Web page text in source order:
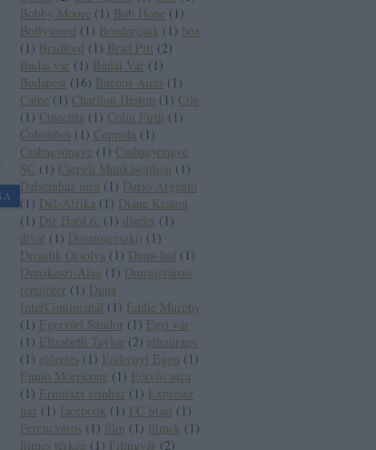
Bobby Moore ( 1 ) Bob Hope ( 1 )
Bollywood ( 1 ) Bondarcsuk ( 1 ) box
( 1 ) Bradford ( 1 ) Brad Pitt (2)
Budai vár ( 1 ) Budai Vár ( 1 )
Budapest ( 16) Buenos Aires ( 1 )
Caine ( 1 ) Charlton Heston ( 1 ) Cile
( 1 ) Cinecitta ( 1 ) Colin Firth ( 1 )
Colombes ( 1 ) Coppola ( 1 )
Csabagyöngye ( 1 ) Csabagyöngye
SC ( 1 ) Csepeli Munkásotthon ( 1 )
Dalszínház utca ( 1 ) Dario Argento
( 1 ) Dél-Afrika ( 1 ) Diane Keaton
( 1 ) Die Hard 6. ( 1 ) díszlet ( 1 )
divat ( 1 ) Dosztojevszkij ( 1 )
Drozdik Orsolya ( 1 ) Duna-híd ( 1 )
Dunakeszi-Alag ( 1 ) Dunaújvárosi
repülőtér ( 1 ) Duna
InterContinental ( 1 ) Eddie Murphy
( 1 ) Egervári Sándor ( 1 ) Egri vár
( 1 ) Elizabeth Taylor (2) ellenirány
( 1 ) előzetes ( 1 ) Endrényi Egon ( 1 )
Ennio Morricone ( 1 ) Eötvös utca
( 1 ) Ermitázs színház ( 1 ) Expressz
ház ( 1 ) facebook ( 1 ) FC Start ( 1 )
Ferencváros ( 1 ) film ( 1 ) filmek ( 1 )
filmes térkép ( 1 ) Filmgyár (2)